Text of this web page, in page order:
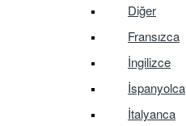
Diğer
Fransızca
İngilizce
İspanyolca
İtalyanca